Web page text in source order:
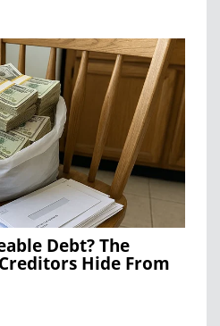
Debt? The
Hide From